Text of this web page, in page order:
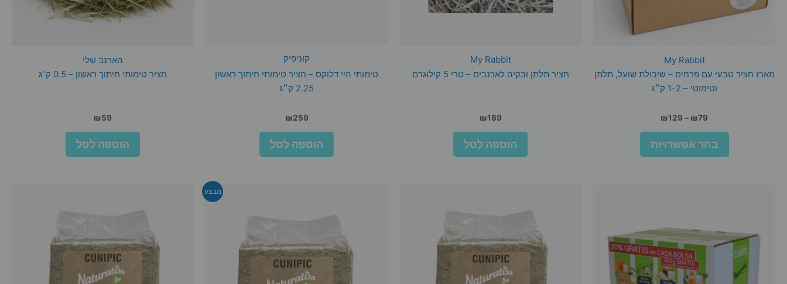
My Rabbit
מארז חציר טבעי עם פרחים – שיבולת שועל, תלתן
וטימוטי – 1-2 ק״ג
₪79
–
₪129
עד
בחר אפשרויות
למוצר
את
האפשרויות
בעמוד
המוצר
My Rabbit
חציר תלתן ובקיה לארנבים – טרי 5 קילוגרם
₪189
הוספה לסל
קוניפיק
טימותי היי דלוקס – חציר טימותי חיתוך ראשון
2.25 ק״ג
₪259
הוספה לסל
הארנב שלי
חציר טימותי חיתוך ראשון – 0.5 ק”ג
₪59
הוספה לסל
מבצע